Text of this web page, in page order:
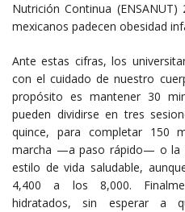
Nutrición Continua
mexicanos padecen obesidad
Ante estas cifras, los
con el cuidado de nuestro
propósito es mantener 30
pueden dividirse en tres
quince, para completar 150
marcha —a paso rápido— o la
estilo de vida saludable,
4,400 a los 8,000.
hidratados, sin esperar a